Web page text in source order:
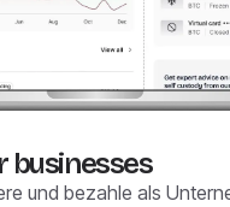
businesses
und bezahle als